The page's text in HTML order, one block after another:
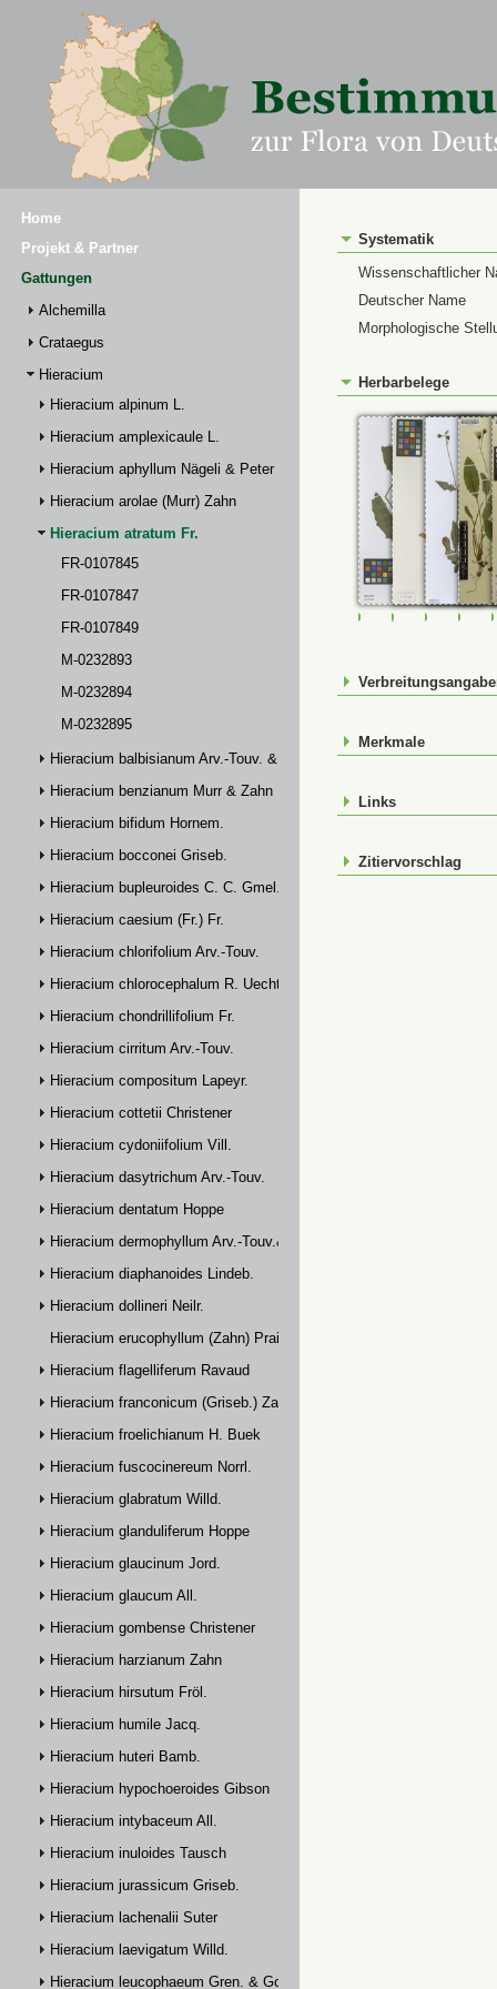
Home
Projekt & Partner
Gattungen
Alchemilla
Crataegus
Hieracium
Hieracium alpinum L.
Hieracium amplexicaule L.
Hieracium aphyllum Nägeli & Peter
Hieracium arolae (Murr) Zahn
Hieracium atratum Fr.
FR-0107845
FR-0107847
FR-0107849
M-0232893
M-0232894
M-0232895
Hieracium balbisianum Arv.-Touv. & Briq.
Hieracium benzianum Murr & Zahn
Hieracium bifidum Hornem.
Hieracium bocconei Griseb.
Hieracium bupleuroides C. C. Gmel.
Hieracium caesium (Fr.) Fr.
Hieracium chlorifolium Arv.-Touv.
Hieracium chlorocephalum R. Uechtr.
Hieracium chondrillifolium Fr.
Hieracium cirritum Arv.-Touv.
Hieracium compositum Lapeyr.
Hieracium cottetii Christener
Hieracium cydoniifolium Vill.
Hieracium dasytrichum Arv.-Touv.
Hieracium dentatum Hoppe
Hieracium dermophyllum Arv.-Touv.& Briq.
Hieracium diaphanoides Lindeb.
Hieracium dollineri Neilr.
Hieracium erucophyllum (Zahn) Prain
Hieracium flagelliferum Ravaud
Hieracium franconicum (Griseb.) Zahn
Hieracium froelichianum H. Buek
Hieracium fuscocinereum Norrl.
Hieracium glabratum Willd.
Hieracium glanduliferum Hoppe
Hieracium glaucinum Jord.
Hieracium glaucum All.
Hieracium gombense Christener
Hieracium harzianum Zahn
Hieracium hirsutum Fröl.
Hieracium humile Jacq.
Hieracium huteri Bamb.
Hieracium hypochoeroides Gibson
Hieracium intybaceum All.
Hieracium inuloides Tausch
Hieracium jurassicum Griseb.
Hieracium lachenalii Suter
Hieracium laevigatum Willd.
Hieracium leucophaeum Gren. & Godr.
Systematik
Wissenschaftlicher
Deutscher Name
Morphologische
Herbarbelege
FR-0107845FR-0107847
FR- M-
Merkmale
Links
Zitiervorschlag